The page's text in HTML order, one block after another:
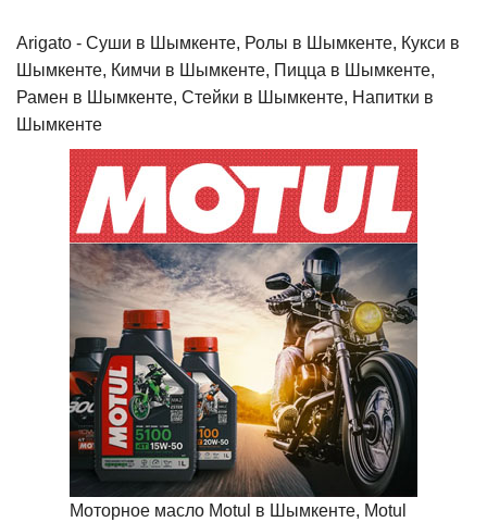
Arigato - Cуши в Шымкенте, Ролы в Шымкенте, Кукси в
Шымкенте, Кимчи в Шымкенте, Пицца в Шымкенте,
Рамен в Шымкенте, Стейки в Шымкенте, Напитки в
Шымкенте
Моторное масло Motul в Шымкенте, Motul